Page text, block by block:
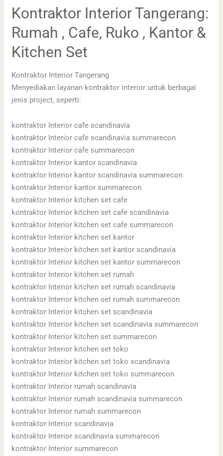
Kontraktor Interior Tangerang:
Rumah , Cafe, Ruko , Kantor &
Kitchen Set
Kontraktor Interior Tangerang
Menyediakan layanan kontraktor interior untuk berbagai
jenis project, seperti:
kontraktor Interior cafe scandinavia
kontraktor Interior cafe scandinavia summarecon
kontraktor Interior cafe summarecon
kontraktor Interior kantor scandinavia
kontraktor Interior kantor scandinavia summarecon
kontraktor Interior kantor summarecon
kontraktor Interior kitchen set cafe
kontraktor Interior kitchen set cafe scandinavia
kontraktor Interior kitchen set cafe summarecon
kontraktor Interior kitchen set kantor
kontraktor Interior kitchen set kantor scandinavia
kontraktor Interior kitchen set kantor summarecon
kontraktor Interior kitchen set rumah
kontraktor Interior kitchen set rumah scandinavia
kontraktor Interior kitchen set rumah summarecon
kontraktor Interior kitchen set scandinavia
kontraktor Interior kitchen set scandinavia summarecon
kontraktor Interior kitchen set summarecon
kontraktor Interior kitchen set toko
kontraktor Interior kitchen set toko scandinavia
kontraktor Interior kitchen set toko summarecon
kontraktor Interior rumah scandinavia
kontraktor Interior rumah scandinavia summarecon
kontraktor Interior rumah summarecon
kontraktor Interior scandinavia
kontraktor Interior scandinavia summarecon
kontraktor Interior summarecon
Kontraktor
Interior
Tangerang:
Rumah
,
Cafe,
Ruko
,
&
Kitchen
Set